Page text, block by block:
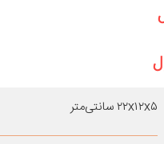
۲۲x۱۲x۵ سانتی‌متر